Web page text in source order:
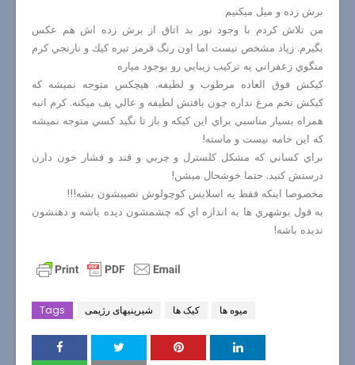
برش زده و ميل ميكنيم
من تلاش كردم با وجود نور بد اتاق از برش زده اش هم عكس
بگيرم. زياد مشخص نيست اما اون رنگ قرمز تيره كيك و نارنجي كرم
منگوي زعفراني يه تركيب زيبايي رو بوجود مياره
كيكش فوق العاده مرطوب و لطيفه. هيچكس متوجه نميشه كه
كيكش تخم مرغ نداره چون بافتش لطيفه و عالي پف ميكنه. كرم انبه
همراه بسيار مناسبي براي اين كيكه و باز تا نگيد كسي متوجه نميشه
كه اين خامه نيست و ماسته!
براي كساني كه مشكل كلسترل و چربي و قند و فشار خون دارن
درستش كنيد. حتما خوشحال ميشن!
مخصوصا اينكه فقط يه اسلايس كوچولوش نصيبشون بشه!!!
به قول بوشهري ها به اندازه اي كه چشمشون ديده باشه و دهنشون
نديده باشه!
Tags شیرینیهای رژیمی کیک ها میوه ها